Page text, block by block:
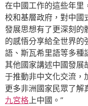
在中國工作的這些年里
校和基層政府，對中國
發展思想有了更深刻的
的感悟分享給全世界的
語、斯瓦希里語等多種
其他國家講述中國發展
于推動非中文化交流，
更多非洲國家民眾了解
九宮格上中國。”